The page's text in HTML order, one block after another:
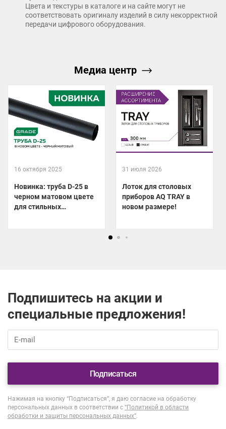
Цвета и текстуры в каталоге и на сайте могут не
соответствовать оригиналу изделий в силу некорректной
передачи цифрового оборудования.
Медиа центр
16 октября 2025
Новинка: труба D-25 в
черном матовом цвете
для стильных
31 июля 2026
Лоток для столовых
приборов AQ TRAY в
новом размере!
Подпишитесь на акции и
специальные предложения!
Подписаться
Нажимая на кнопку “Подписаться”, я даю согласие на обработку
персональных данных в соответствии с “Политикой в области
обработки и защиты персональных данных”.